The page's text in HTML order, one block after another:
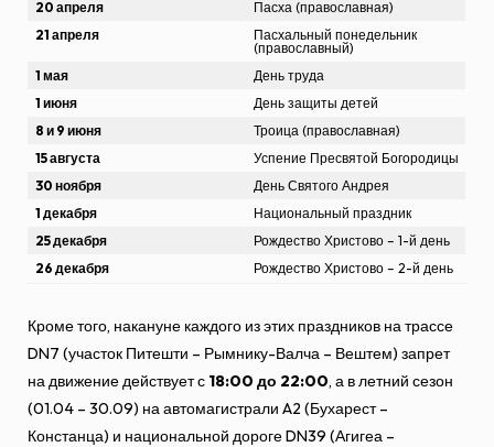
20 апреля
Пасха (православная)
21 апреля
Пасхальный понедельник
(православный)
1 мая
День труда
1 июня
День защиты детей
8 и 9 июня
Троица (православная)
15 августа
Успение Пресвятой Богородицы
30 ноября
День Святого Андрея
1 декабря
Национальный праздник
25 декабря
Рождество Христово – 1-й день
26 декабря
Рождество Христово – 2-й день
Кроме того, накануне каждого из этих праздников на трассе
DN7 (участок Питешти – Рымнику-Валча – Вештем) запрет
на движение действует с 18:00 до 22:00, а в летний сезон
(01.04 – 30.09) на автомагистрали A2 (Бухарест –
Констанца) и национальной дороге DN39 (Агигеа –